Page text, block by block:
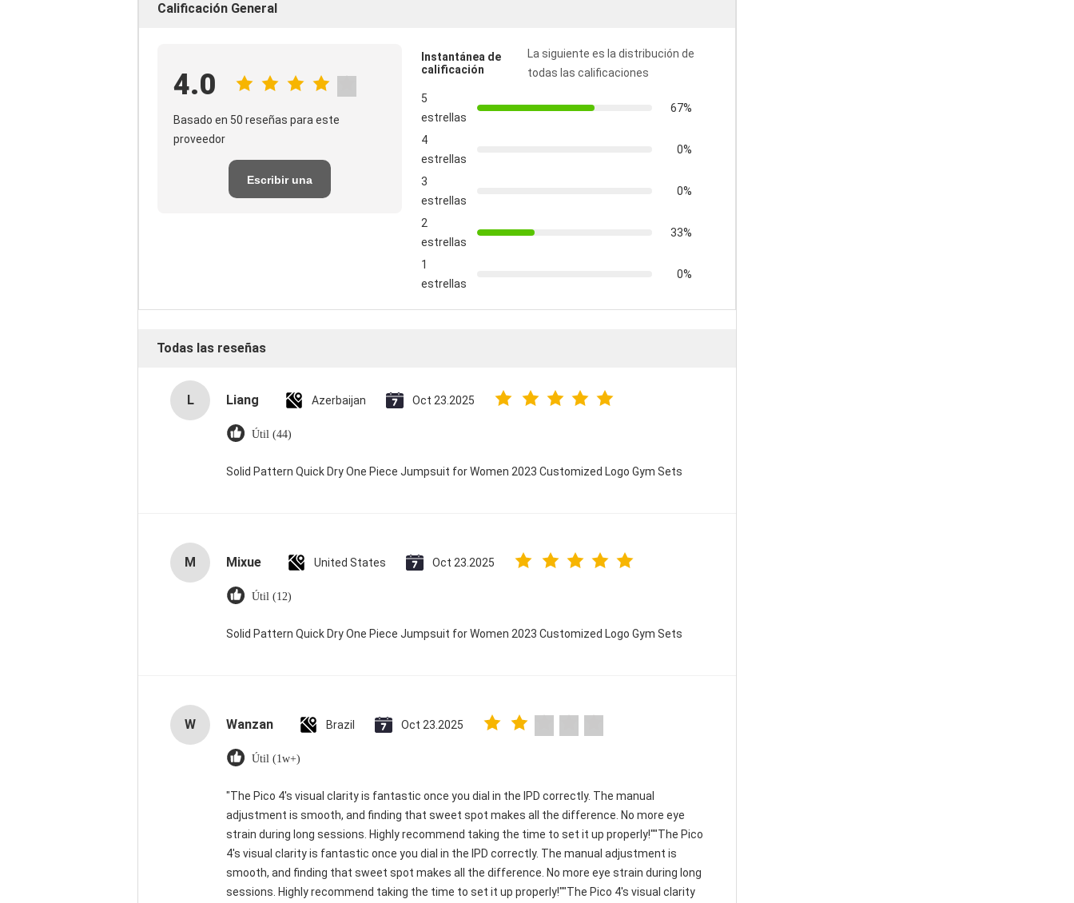
Calificación General
4.0
Basado en 50 reseñas para este
proveedor
Escribir una
Instantánea de
calificación
La siguiente es la distribución de
todas las calificaciones
5
estrellas
67%
4
estrellas
0%
3
estrellas
0%
2
estrellas
33%
1
estrellas
0%
Todas las reseñas
L Liang Azerbaijan Oct 23.2025
Útil (44)
Solid Pattern Quick Dry One Piece Jumpsuit for Women 2023 Customized Logo Gym Sets
M Mixue United States Oct 23.2025
Útil (12)
Solid Pattern Quick Dry One Piece Jumpsuit for Women 2023 Customized Logo Gym Sets
W Wanzan Brazil Oct 23.2025
Útil (1w+)
"The Pico 4's visual clarity is fantastic once you dial in the IPD correctly. The manual
adjustment is smooth, and finding that sweet spot makes all the difference. No more eye
strain during long sessions. Highly recommend taking the time to set it up properly!""The Pico
4's visual clarity is fantastic once you dial in the IPD correctly. The manual adjustment is
smooth, and finding that sweet spot makes all the difference. No more eye strain during long
sessions. Highly recommend taking the time to set it up properly!""The Pico 4's visual clarity